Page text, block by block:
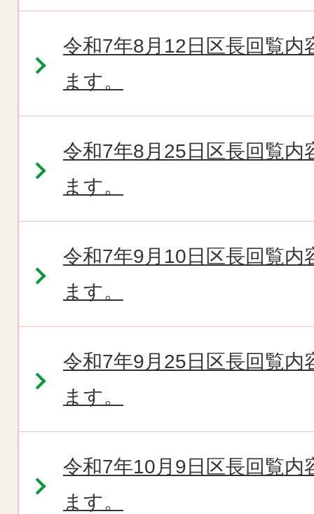
令和7年8月12日区長回覧
ます。
令和7年8月25日区長回覧
ます。
令和7年9月10日区長回覧
ます。
令和7年9月25日区長回覧
ます。
令和7年10月9日区長回覧
ます。